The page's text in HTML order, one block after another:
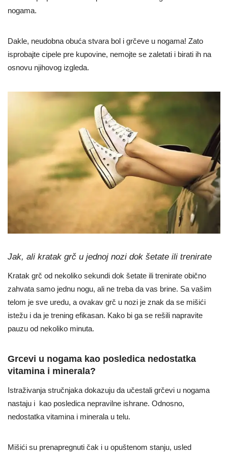
nogama.
Dakle, neudobna obuća stvara bol i grčeve u nogama! Zato
isprobajte cipele pre kupovine, nemojte se zaletati i birati ih na
osnovu njihovog izgleda.
Jak, ali kratak grč u jednoj nozi dok šetate ili trenirate
Kratak grč od nekoliko sekundi dok šetate ili trenirate obično
zahvata samo jednu nogu, ali ne treba da vas brine. Sa vašim
telom je sve uredu, a ovakav grč u nozi je znak da se mišići
istežu i da je trening efikasan. Kako bi ga se rešili napravite
pauzu od nekoliko minuta.
Grcevi u nogama kao posledica nedostatka
vitamina i minerala?
Istraživanja stručnjaka dokazuju da učestali grčevi u nogama
nastaju i kao posledica nepravilne ishrane. Odnosno,
nedostatka vitamina i minerala u telu.
Mišići su prenapregnuti čak i u opuštenom stanju, usled